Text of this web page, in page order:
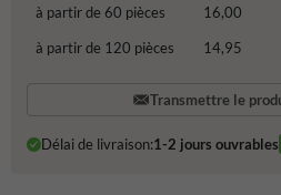
à partir de 60 pièces
16,00
à partir de 120 pièces
14,95
Transmettre le
Délai de livraison:1-2 jours ouvrables